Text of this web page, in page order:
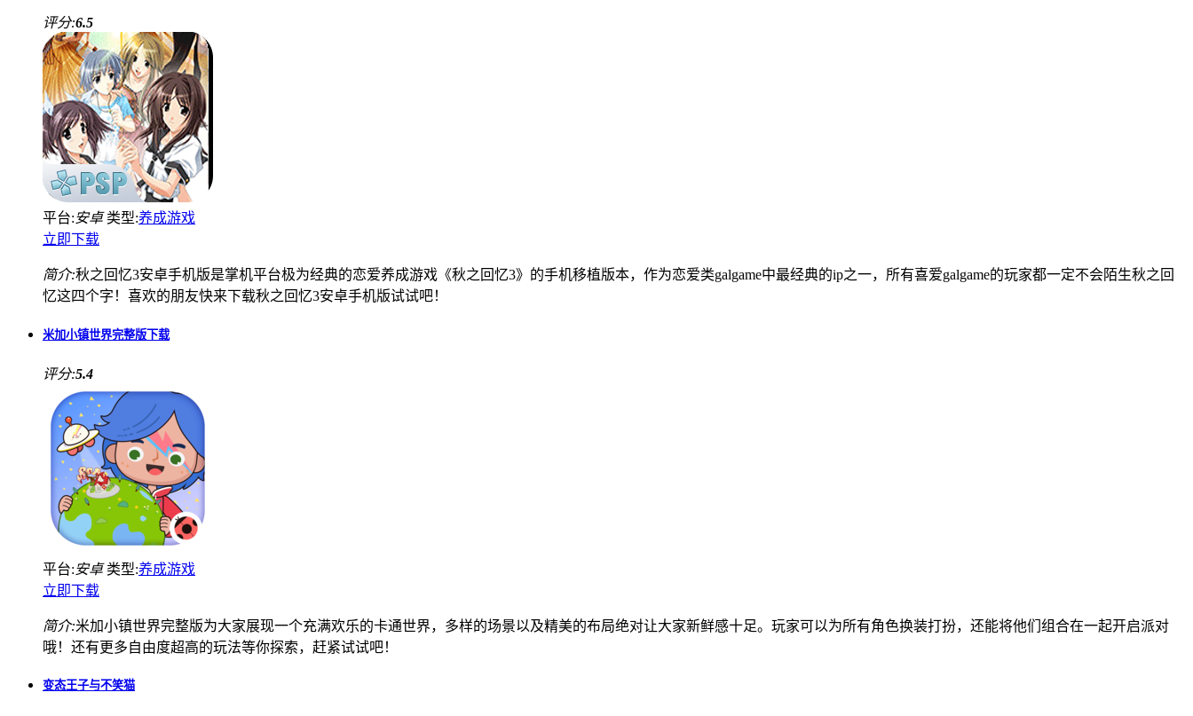
评分:6.5
平台:安卓 类型:养成游戏
立即下载
简介:秋之回忆3安卓手机版是掌机平台极为经典的恋爱养成游戏《秋之回忆3》的手机移植版本，作为恋爱类galgame中最经典的ip之一，所有喜爱galgame的玩家都一定不会陌生秋之回
忆这四个字！喜欢的朋友快来下载秋之回忆3安卓手机版试试吧！
米加小镇世界完整版下载
评分:5.4
平台:安卓 类型:养成游戏
立即下载
简介:米加小镇世界完整版为大家展现一个充满欢乐的卡通世界，多样的场景以及精美的布局绝对让大家新鲜感十足。玩家可以为所有角色换装打扮，还能将他们组合在一起开启派对
哦！还有更多自由度超高的玩法等你探索，赶紧试试吧！
变态王子与不笑猫